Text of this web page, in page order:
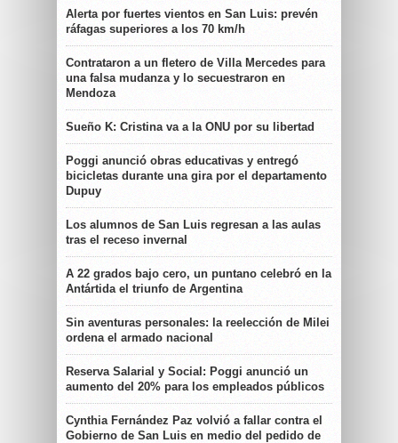
Alerta por fuertes vientos en San Luis: prevén
ráfagas superiores a los 70 km/h
Contrataron a un fletero de Villa Mercedes para
una falsa mudanza y lo secuestraron en
Mendoza
Sueño K: Cristina va a la ONU por su libertad
Poggi anunció obras educativas y entregó
bicicletas durante una gira por el departamento
Dupuy
Los alumnos de San Luis regresan a las aulas
tras el receso invernal
A 22 grados bajo cero, un puntano celebró en la
Antártida el triunfo de Argentina
Sin aventuras personales: la reelección de Milei
ordena el armado nacional
Reserva Salarial y Social: Poggi anunció un
aumento del 20% para los empleados públicos
Cynthia Fernández Paz volvió a fallar contra el
Gobierno de San Luis en medio del pedido de